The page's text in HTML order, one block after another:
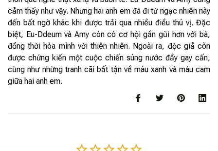
cảm thấy như vậy. Nhưng hai anh em đã đi từ ngạc nhiên này
đến bất ngờ khác khi được trải qua nhiều điều thú vị. Đặc
biệt, Eu-Ddeum và Amy còn có cơ hội gần gũi hơn với bà,
đồng thời hòa mình với thiên nhiên. Ngoài ra, độc giả còn
được chứng kiến một cuộc chiến súng nước đầy gay cấn,
cũng như những tranh cãi bất tận về màu xanh và màu cam
giữa hai anh em.